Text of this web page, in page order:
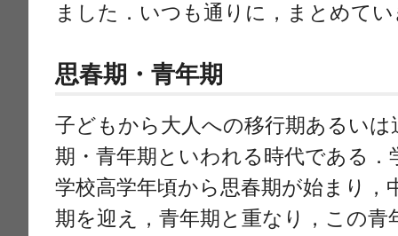
ました．いつも通りに，まとめて
思春期・青年期
子どもから大人への移行期あるいは
期・青年期といわれる時代である．
学校高学年頃から思春期が始まり，
期を迎え，青年期と重なり，この青